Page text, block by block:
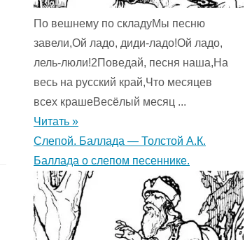
По вешнему по складуМы песню
завели,Ой ладо, диди-ладо!Ой ладо,
лель-люли!2Поведай, песня наша,На
весь на русский край,Что месяцев
всех крашеВесёлый месяц ...
Читать »
Слепой. Баллада — Толстой А.К.
Баллада о слепом песеннике.